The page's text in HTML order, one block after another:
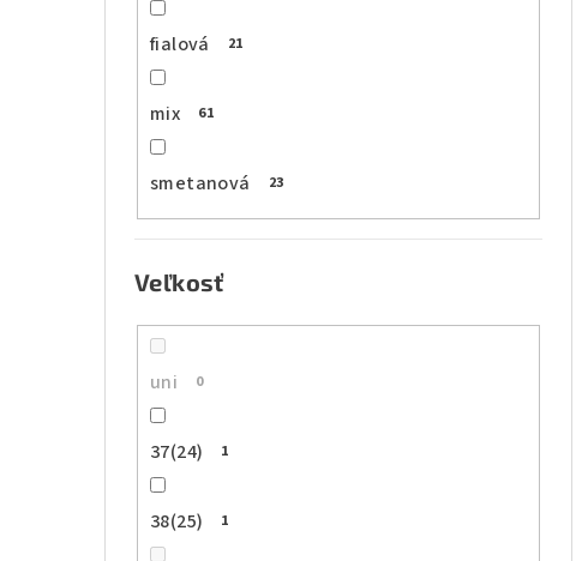
fialová 21
mix 61
smetanová 23
Veľkosť
uni 0
37(24) 1
38(25) 1